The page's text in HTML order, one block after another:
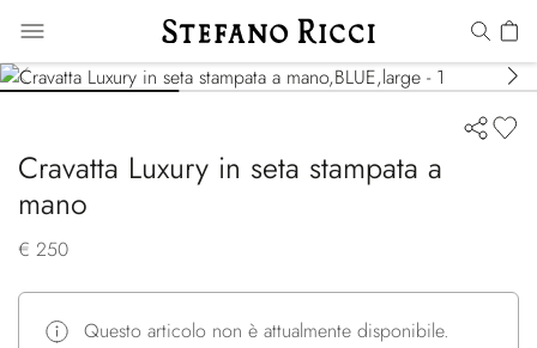
Cravatta Luxury in seta stampata a
mano
€ 250
Questo articolo non è attualmente disponibile.